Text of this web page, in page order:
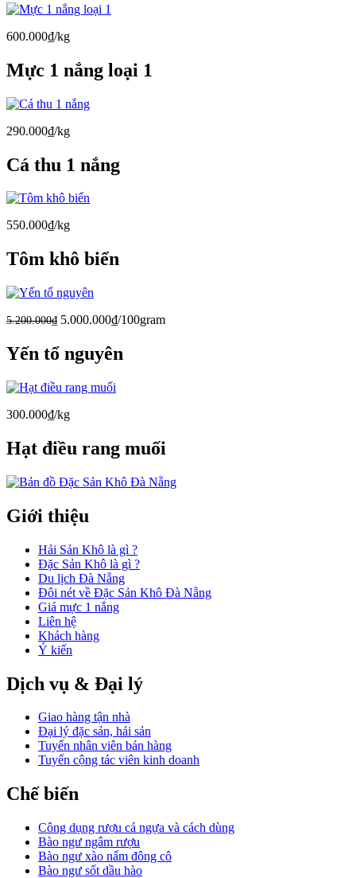
600.000₫/kg
Mực 1 nắng loại 1
290.000₫/kg
Cá thu 1 nắng
550.000₫/kg
Tôm khô biển
5.200.000₫ 5.000.000₫/100gram
Yến tổ nguyên
300.000₫/kg
Hạt điều rang muối
Giới thiệu
Hải Sản Khô là gì ?
Đặc Sản Khô là gì ?
Du lịch Đà Nẵng
Đôi nét về Đặc Sản Khô Đà Nẵng
Giá mực 1 nắng
Liên hệ
Khách hàng
Ý kiến
Dịch vụ & Đại lý
Giao hàng tận nhà
Đại lý đặc sản, hải sản
Tuyển nhân viên bán hàng
Tuyển cộng tác viên kinh doanh
Chế biến
Công dụng rượu cá ngựa và cách dùng
Bào ngư ngâm rượu
Bào ngư xào nấm đông cô
Bào ngư sốt dầu hào